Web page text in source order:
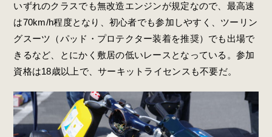
いずれのクラスでも無改造エンジンが規定なので、最高速
は70km/h程度となり、初心者でも参加しやすく、ツーリン
グスーツ（パッド・プロテクター装着を推奨）でも出場で
きるなど、とにかく敷居の低いレースとなっている。参加
資格は18歳以上で、サーキットライセンスも不要だ。